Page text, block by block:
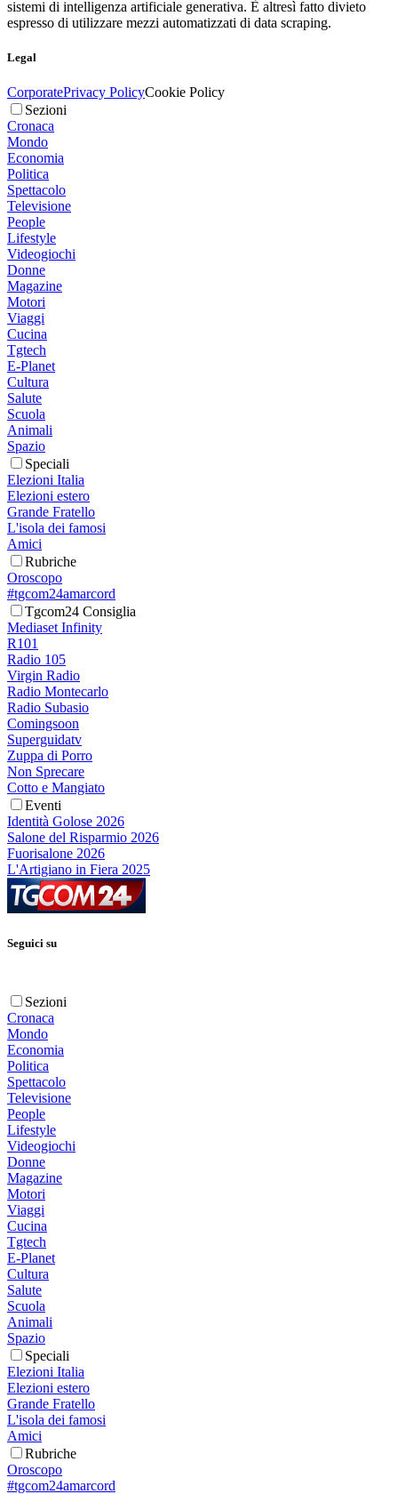
sistemi di intelligenza artificiale generativa. È altresì fatto divieto
espresso di utilizzare mezzi automatizzati di data scraping.
Legal
CorporatePrivacy PolicyCookie Policy
Sezioni
Cronaca
Mondo
Economia
Politica
Spettacolo
Televisione
People
Lifestyle
Videogiochi
Donne
Magazine
Motori
Viaggi
Cucina
Tgtech
E-Planet
Cultura
Salute
Scuola
Animali
Spazio
Speciali
Elezioni Italia
Elezioni estero
Grande Fratello
L'isola dei famosi
Amici
Rubriche
Oroscopo
#tgcom24amarcord
Tgcom24 Consiglia
Mediaset Infinity
R101
Radio 105
Virgin Radio
Radio Montecarlo
Radio Subasio
Comingsoon
Superguidatv
Zuppa di Porro
Non Sprecare
Cotto e Mangiato
Eventi
Identità Golose 2026
Salone del Risparmio 2026
Fuorisalone 2026
L'Artigiano in Fiera 2025
Seguici su
Sezioni
Cronaca
Mondo
Economia
Politica
Spettacolo
Televisione
People
Lifestyle
Videogiochi
Donne
Magazine
Motori
Viaggi
Cucina
Tgtech
E-Planet
Cultura
Salute
Scuola
Animali
Spazio
Speciali
Elezioni Italia
Elezioni estero
Grande Fratello
L'isola dei famosi
Amici
Rubriche
Oroscopo
#tgcom24amarcord